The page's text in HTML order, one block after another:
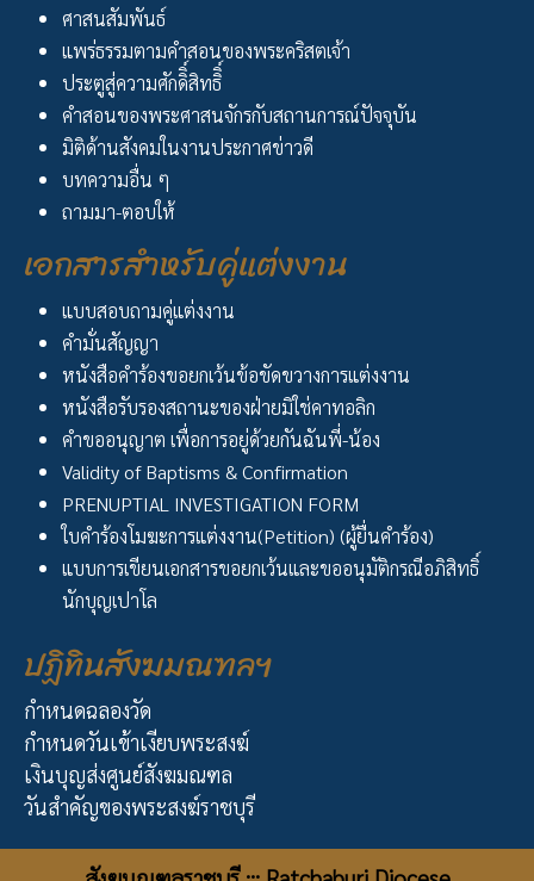
ศาสนสัมพันธ์
แพร่ธรรมตามคำสอนของพระคริสตเจ้า
ประตูสู่ความศักดิิ์สิทธิิ์
คำสอนของพระศาสนจักรกับสถานการณ์ปัจจุบัน
มิติด้านสังคมในงานประกาศข่าวดี
บทความอื่น ๆ
ถามมา-ตอบให้
เอกสารสำหรับคู่แต่งงาน
แบบสอบถามคู่แต่งงาน
คำมั่นสัญญา
หนังสือคำร้องขอยกเว้นข้อขัดขวางการแต่งงาน
หนังสือรับรองสถานะของฝ่ายมิใช่คาทอลิก
คำขออนุญาต เพื่อการอยู่ด้วยกันฉันพี่-น้อง
Validity of Baptisms & Confirmation
PRENUPTIAL INVESTIGATION FORM
ใบคำร้องโมฆะการแต่งงาน(Petition) (ผู้ยื่นคำร้อง)
แบบการเขียนเอกสารขอยกเว้นและขออนุมัติกรณีอภิสิทธิ์
นักบุญเปาโล
ปฏิทินสังฆมณฑลฯ
กำหนดฉลองวัด
กำหนดวันเข้าเงียบพระสงฆ์
เงินบุญส่งศูนย์สังฆมณฑล
วันสำคัญของพระสงฆ์ราชบุรี